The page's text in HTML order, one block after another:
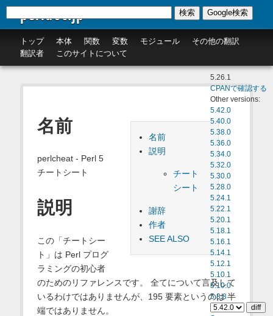
perldoc.jp
トップ 本体 関数 変数 モジュール
その他の翻訳
翻訳者
このサイトについて
検索 Google検索
5.26.1
CPANで確認する
Other versions:
5.42.0
5.40.0
5.38.0
5.36.0
5.34.0
5.32.0
5.30.0
5.28.0
5.24.1
5.22.1
5.20.1
5.18.1
5.16.1
5.14.1
5.12.1
5.10.1
5.10.0
5.8.8
名前
説明
チート
シート
謝辞
作者
SEE ALSO
名前
perlcheat - Perl 5
チートシート
説明
この「チートシー
ト」は Perl プログ
ラミングの初心者
のためのリファレンスです。 全てについて言及して
いるわけではありませんが、195 要素というのは 半
端ではありません。